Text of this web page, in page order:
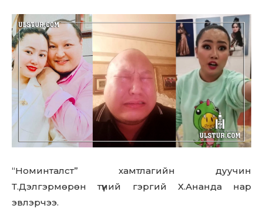
“Номинталст” хамтлагийн дуучин
Т.Дэлгэрмөрөн түүний гэргий Х.Ананда нар
эвлэрчээ.